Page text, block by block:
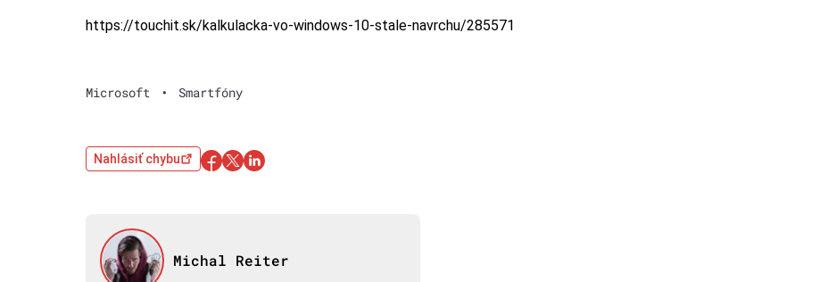
https://touchit.sk/kalkulacka-vo-windows-10-stale-navrchu/285571
Microsoft • Smartfóny
Nahlásiť chybu
Michal Reiter